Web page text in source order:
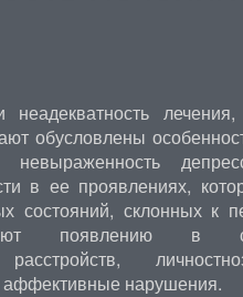
неадекватность
обусловлены
невыраженность
в ее проявлениях,
состояний, склонных к
появлению в
расстройств,
нарушения.